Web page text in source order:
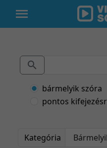
bármelyik szóra
pontos
Kategória